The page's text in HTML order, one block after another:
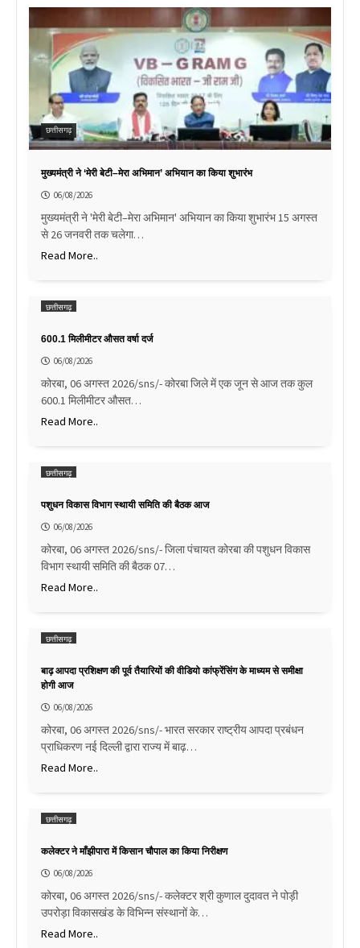
छत्तीसगढ़
मुख्यमंत्री ने ‘मेरी बेटी–मेरा अभिमान’ अभियान का किया शुभारंभ
06/08/2026
मुख्यमंत्री ने 'मेरी बेटी–मेरा अभिमान' अभियान का किया शुभारंभ 15 अगस्त
से 26 जनवरी तक चलेगा…
Read More..
छत्तीसगढ़
600.1 मिलीमीटर औसत वर्षा दर्ज
06/08/2026
कोरबा, 06 अगस्त 2026/sns/- कोरबा जिले में एक जून से आज तक कुल
600.1 मिलीमीटर औसत…
Read More..
छत्तीसगढ़
पशुधन विकास विभाग स्थायी समिति की बैठक आज
06/08/2026
कोरबा, 06 अगस्त 2026/sns/- जिला पंचायत कोरबा की पशुधन विकास
विभाग स्थायी समिति की बैठक 07…
Read More..
छत्तीसगढ़
बाढ़ आपदा प्रशिक्षण की पूर्व तैयारियों की वीडियो कांफ्रेंसिंग के माध्यम से समीक्षा
होगी आज
06/08/2026
कोरबा, 06 अगस्त 2026/sns/- भारत सरकार राष्ट्रीय आपदा प्रबंधन
प्राधिकरण नई दिल्ली द्वारा राज्य में बाढ़…
Read More..
छत्तीसगढ़
कलेक्टर ने माँझीपारा में किसान चौपाल का किया निरीक्षण
06/08/2026
कोरबा, 06 अगस्त 2026/sns/- कलेक्टर श्री कुणाल दुदावत ने पोड़ी
उपरोड़ा विकासखंड के विभिन्न संस्थानों के…
Read More..